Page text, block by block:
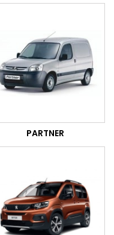
PARTNER